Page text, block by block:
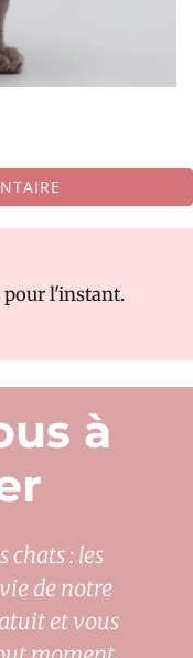
pour l'instant.
à
chats : les
de notre
et vous